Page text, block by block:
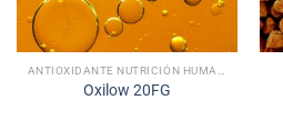
Oxilow 20FG